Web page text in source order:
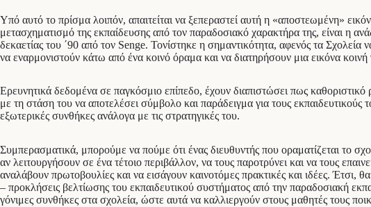
Υπό αυτό το πρίσμα λοιπόν, απαιτείται να ξεπεραστεί αυτή η «αποστεωμένη»
μετασχηματισμό της εκπαίδευσης από τον παραδοσιακό χαρακτήρα της, είναι η
δεκαετίας του ΄90 από τον Senge. Τονίστηκε η σημαντικότητα, αφενός τα
να εναρμονιστούν κάτω από ένα κοινό όραμα και να διατηρήσουν μια εικόνα κοινή
Ερευνητικά δεδομένα σε παγκόσμιο επίπεδο, έχουν διαπιστώσει πως
με τη στάση του να αποτελέσει σύμβολο και παράδειγμα για τους
εξωτερικές συνθήκες ανάλογα με τις στρατηγικές του.
Συμπερασματικά, μπορούμε να πούμε ότι ένας διευθυντής που οραματίζεται το
αν λειτουργήσουν σε ένα τέτοιο περιβάλλον, να τους παροτρύνει και να τους
αναλάβουν πρωτοβουλίες και να εισάγουν καινοτόμες πρακτικές και ιδέες. Έτσι,
– προκλήσεις βελτίωσης του εκπαιδευτικού συστήματος από την παραδοσιακή
γόνιμες συνθήκες στα σχολεία, ώστε αυτά να καλλιεργούν στους μαθητές τους